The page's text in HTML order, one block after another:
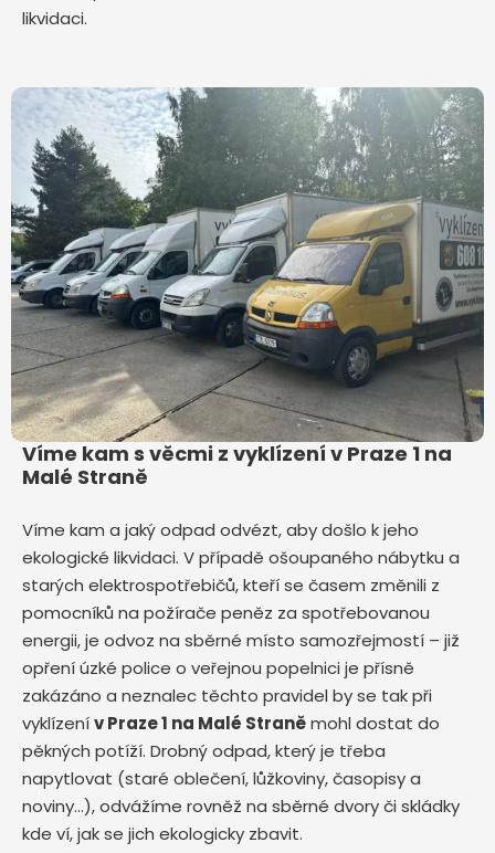
likvidaci.
Víme kam s věcmi z vyklízení v Praze 1 na
Malé Straně
Víme kam a jaký odpad odvézt, aby došlo k jeho
ekologické likvidaci. V případě ošoupaného nábytku a
starých elektrospotřebičů, kteří se časem změnili z
pomocníků na požírače peněz za spotřebovanou
energii, je odvoz na sběrné místo samozřejmostí – již
opření úzké police o veřejnou popelnici je přísně
zakázáno a neznalec těchto pravidel by se tak při
vyklízenív Praze 1 na Malé Straněmohl dostat do
pěkných potíží. Drobný odpad, který je třeba
napytlovat (staré oblečení, lůžkoviny, časopisy a
noviny…), odvážíme rovněž na sběrné dvory či skládky
kde ví, jak se jich ekologicky zbavit.